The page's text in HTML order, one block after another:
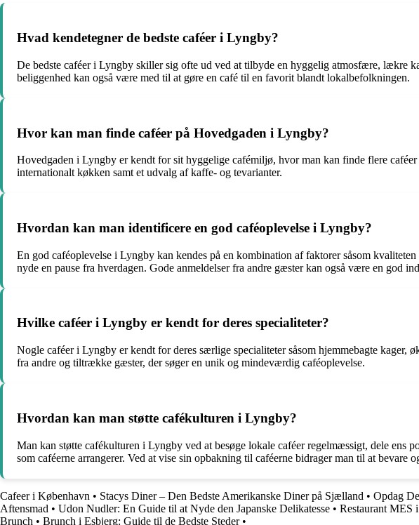
Hvad kendetegner de bedste caféer i Lyngby?
De bedste caféer i Lyngby skiller sig ofte ud ved at tilbyde en hyggelig atmosfære, lækre
beliggenhed kan også være med til at gøre en café til en favorit blandt lokalbefolkningen.
Hvor kan man finde caféer på Hovedgaden i Lyngby?
Hovedgaden i Lyngby er kendt for sit hyggelige cafémiljø, hvor man kan finde flere
internationalt køkken samt et udvalg af kaffe- og tevarianter.
Hvordan kan man identificere en god caféoplevelse i Lyngby?
En god caféoplevelse i Lyngby kan kendes på en kombination af faktorer såsom
nyde en pause fra hverdagen. Gode anmeldelser fra andre gæster kan også være en god
Hvilke caféer i Lyngby er kendt for deres specialiteter?
Nogle caféer i Lyngby er kendt for deres særlige specialiteter såsom hjemmebagte
fra andre og tiltrække gæster, der søger en unik og mindeværdig caféoplevelse.
Hvordan kan man støtte cafékulturen i Lyngby?
Man kan støtte cafékulturen i Lyngby ved at besøge lokale caféer regelmæssigt, dele ens
som caféerne arrangerer. Ved at vise sin opbakning til caféerne bidrager man til at bevare
Cafeer i København • Stacys Diner – Den Bedste Amerikanske Diner på Sjælland • Opdag
Aftensmad • Udon Nudler: En Guide til at Nyde den Japanske Delikatesse • Restaurant MES
Brunch • Brunch i Esbjerg: Guide til de Bedste Steder•